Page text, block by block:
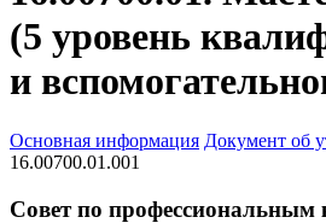
(5 уровень
и
Основная информация Документ об
16.00700.01.001
Совет по